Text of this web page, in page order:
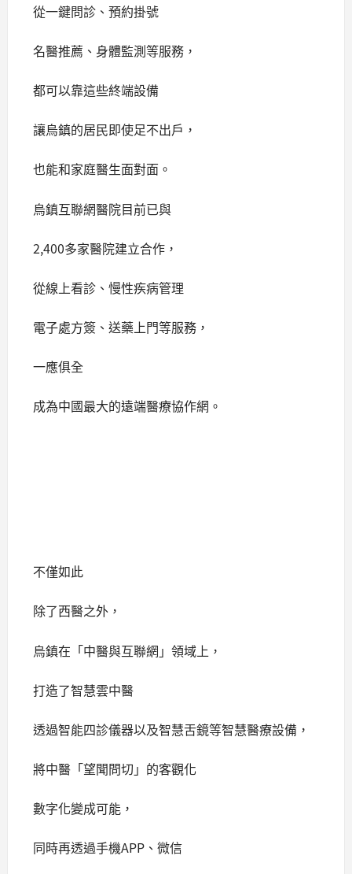
從一鍵問診、預約掛號
名醫推薦、身體監測等服務，
都可以靠這些終端設備
讓烏鎮的居民即使足不出戶，
也能和家庭醫生面對面。
烏鎮互聯網醫院目前已與
2,400多家醫院建立合作，
從線上看診、慢性疾病管理
電子處方簽、送藥上門等服務，
一應俱全
成為中國最大的遠端醫療協作網。
不僅如此
除了西醫之外，
烏鎮在「中醫與互聯網」領域上，
打造了智慧雲中醫
透過智能四診儀器以及智慧舌鏡等智慧醫療設備，
將中醫「望聞問切」的客觀化
數字化變成可能，
同時再透過手機APP、微信